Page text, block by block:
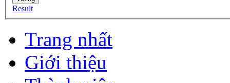
Result
Trang nhất
Giới thiệu